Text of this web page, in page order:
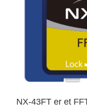
NX-43FT er et